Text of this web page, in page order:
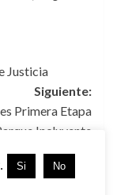
Justicia
Siguiente:
Primera Etapa
Incluyente
Si No